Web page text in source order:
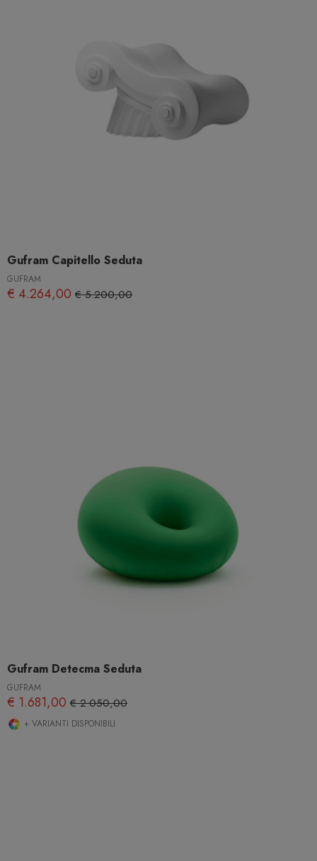
Gufram Capitello Seduta
GUFRAM
€ 4.264,00 € 5.200,00
Gufram Detecma Seduta
GUFRAM
€ 1.681,00 € 2.050,00
+ VARIANTI DISPONIBILI